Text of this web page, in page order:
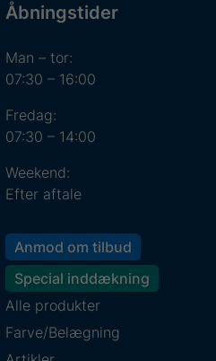
Åbningstider
Man – tor:
07:30 – 16:00
Fredag:
07:30 – 14:00
Weekend:
Efter aftale
Anmod om tilbud
Special inddækning
Alle produkter
Farve/Belægning